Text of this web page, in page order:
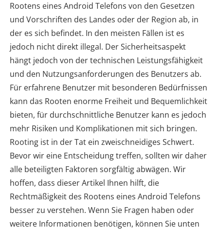
Rootens eines Android Telefons von den Gesetzen
und Vorschriften des Landes oder der Region ab, in
der es sich befindet. In den meisten Fällen ist es
jedoch nicht direkt illegal. Der Sicherheitsaspekt
hängt jedoch von der technischen Leistungsfähigkeit
und den Nutzungsanforderungen des Benutzers ab.
Für erfahrene Benutzer mit besonderen Bedürfnissen
kann das Rooten enorme Freiheit und Bequemlichkeit
bieten, für durchschnittliche Benutzer kann es jedoch
mehr Risiken und Komplikationen mit sich bringen.
Rooting ist in der Tat ein zweischneidiges Schwert.
Bevor wir eine Entscheidung treffen, sollten wir daher
alle beteiligten Faktoren sorgfältig abwägen. Wir
hoffen, dass dieser Artikel Ihnen hilft, die
Rechtmäßigkeit des Rootens eines Android Telefons
besser zu verstehen. Wenn Sie Fragen haben oder
weitere Informationen benötigen, können Sie unten